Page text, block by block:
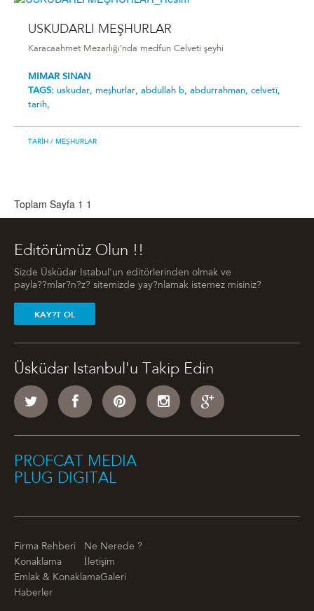
USKUDARLI MEŞHURLAR
Karacaahmet Mezarlığı’nda medfun Celveti şeyhi
MIMAR SINAN
TAGS: uskudar, meşhurlar, abdullah b, abdurrahman, celvetî,
tarih,
TARIH / MEŞHURLAR
Toplam Sayfa 1 1
Editörümüz Olun !!
Sizde Üsküdar Istabul'un editörlerinden olmak ve
payla??mlar?n?z? sitemizde yay?nlamak istemez misiniz?
KAY?T OL
Üsküdar Istanbul'u Takip Edin
PROFCAT MEDIA
PLUG DIGITAL
Firma Rehberi
Ne Nerede ?
Konaklama
İletişim
Emlak & KonaklamaGaleri
Haberler